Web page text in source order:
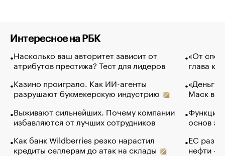
Интересное на РБК
Насколько ваш авторитет зависит от
атрибутов престижа? Тест для лидеров
Казино проиграло. Как ИИ-агенты
разрушают букмекерскую индустрию
Выживают сильнейших. Почему компании
избавляются от лучших сотрудников
Как банк Wildberries резко нарастил
кредиты селлерам до атак на склады
«От
глава
«Деньги
Маск в
Функции
основ
ЕС
нефти —